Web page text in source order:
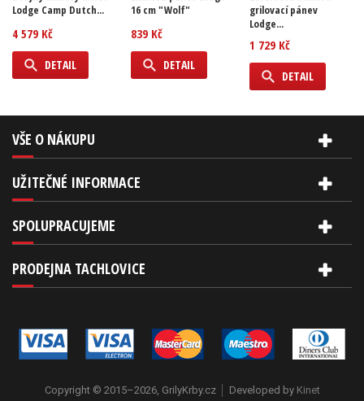
Lodge Camp Dutch...
4 579 Kč
DETAIL
16 cm "Wolf"
839 Kč
DETAIL
grilovací pánev
Lodge...
1 729 Kč
DETAIL
VŠE O NÁKUPU
UŽITEČNÉ INFORMACE
SPOLUPRACUJEME
PRODEJNA TACHLOVICE
Copyright © 2015–2026, GrilyKrby.cz Developed by Kinet